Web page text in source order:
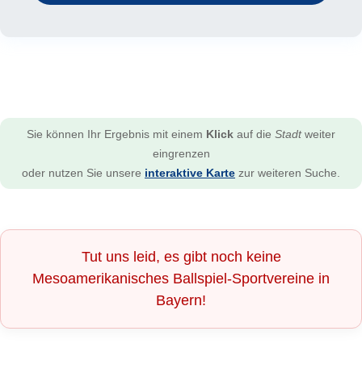
Sie können Ihr Ergebnis mit einem Klick auf die Stadtweiter
eingrenzen
oder nutzen Sie unsere interaktive Karte zur weiteren Suche.
Tut uns leid, es gibt noch keine
Mesoamerikanisches Ballspiel-Sportvereine in
Bayern!